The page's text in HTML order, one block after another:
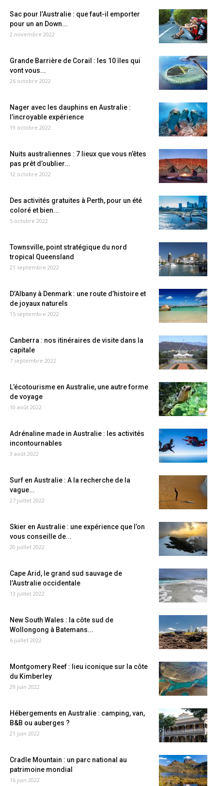
Sac pour l’Australie : que faut-il emporter
pour un an Down...
2 novembre 2022
Grande Barrière de Corail : les 10 îles qui
vont vous...
26 octobre 2022
Nager avec les dauphins en Australie :
l’incroyable expérience
19 octobre 2022
Nuits australiennes : 7 lieux que vous n’êtes
pas prêt d’oublier...
12 octobre 2022
Des activités gratuites à Perth, pour un été
coloré et bien...
5 octobre 2022
Townsville, point stratégique du nord
tropical Queensland
21 septembre 2022
D’Albany à Denmark : une route d’histoire et
de joyaux naturels
15 septembre 2022
Canberra : nos itinéraires de visite dans la
capitale
7 septembre 2022
L’écotourisme en Australie, une autre forme
de voyage
10 août 2022
Adrénaline made in Australie : les activités
incontournables
3 août 2022
Surf en Australie : A la recherche de la
vague...
27 juillet 2022
Skier en Australie : une expérience que l’on
vous conseille de...
20 juillet 2022
Cape Arid, le grand sud sauvage de
l’Australie occidentale
13 juillet 2022
New South Wales : la côte sud de
Wollongong à Batemans...
6 juillet 2022
Montgomery Reef : lieu iconique sur la côte
du Kimberley
29 juin 2022
Hébergements en Australie : camping, van,
B&B ou auberges ?
21 juin 2022
Cradle Mountain : un parc national au
patrimoine mondial
16 juin 2022